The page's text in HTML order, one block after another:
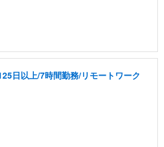
日以上/7時間勤務/リモートワーク